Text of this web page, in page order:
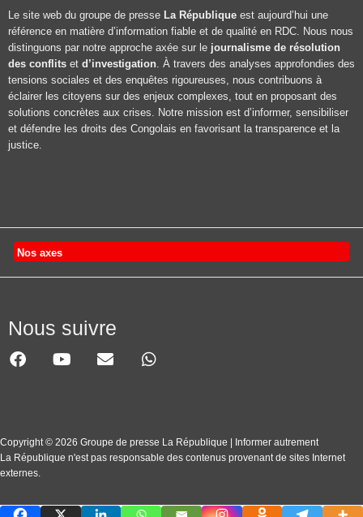
Le site web du groupe de presse La République est aujourd’hui une
référence en matière d’information fiable et de qualité en RDC. Nous nous
distinguons par notre approche axée sur le journalisme de résolution
des conflits et d’investigation . À travers des analyses approfondies des
tensions sociales et des enquêtes rigoureuses, nous contribuons à
éclairer les citoyens sur des enjeux complexes, tout en proposant des
solutions concrètes aux crises. Notre mission est d’informer, sensibiliser
et défendre les droits des Congolais en favorisant la transparence et la
justice.
Nos axes
Nous suivre
Copyright © 2026 Groupe de presse La République | Informer autrement
La République n'est pas responsable des contenus provenant de sites Internet
externes.